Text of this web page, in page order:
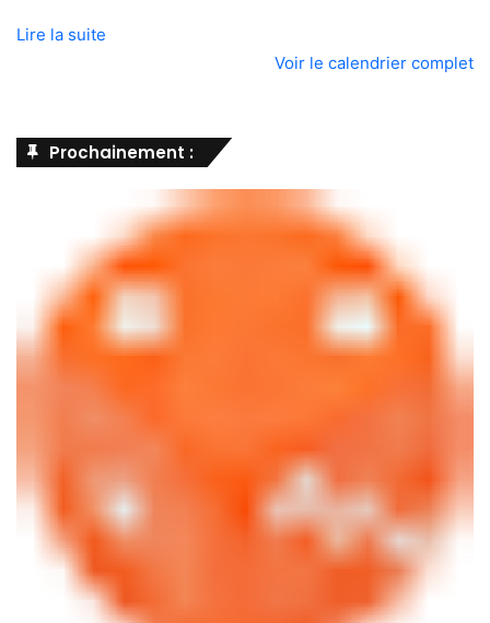
Lire la suite
Voir le calendrier complet
Prochainement :